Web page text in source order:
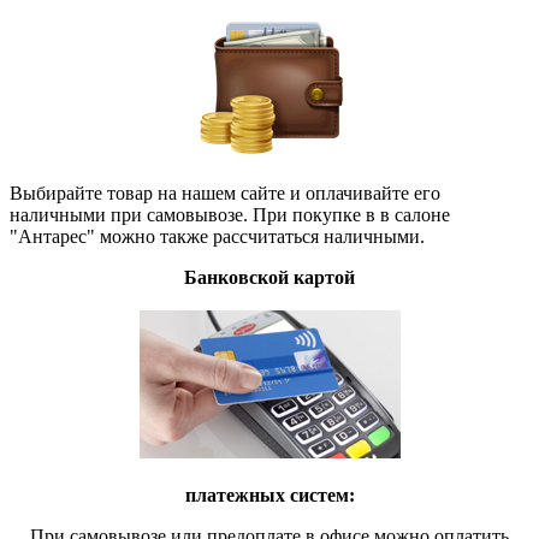
Выбирайте товар на нашем сайте и оплачивайте его
наличными при самовывозе. При покупке в в салоне
"Антарес" можно также рассчитаться наличными.
Банковской картой
платежных систем: